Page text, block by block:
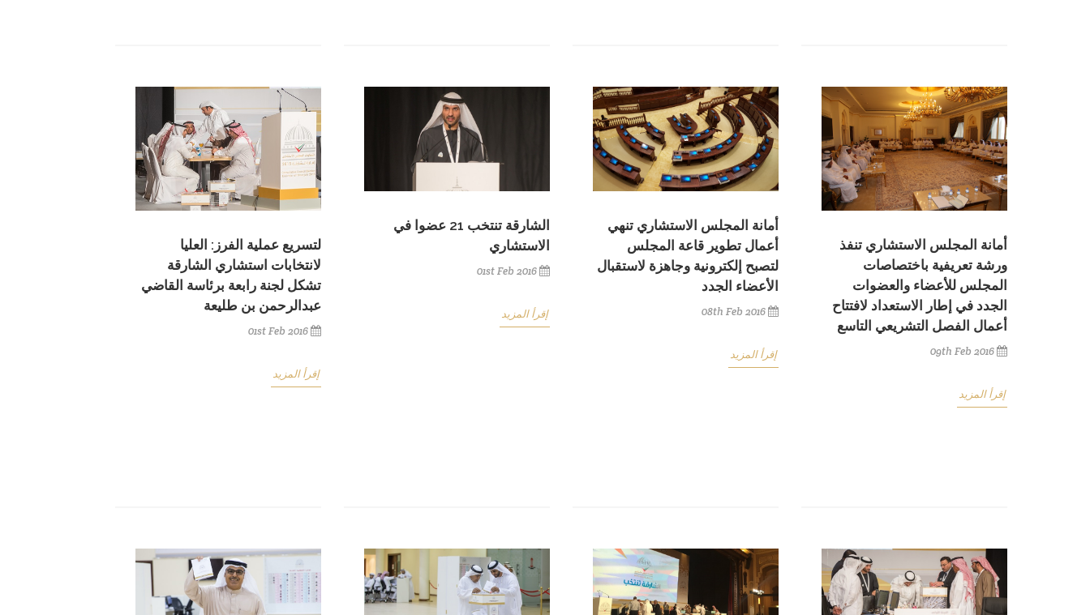
أمانة المجلس الاستشاري تنفذ
ورشة تعريفية باختصاصات
المجلس للأعضاء والعضوات
الجدد في إطار الاستعداد لافتتاح
أعمال الفصل التشريعي التاسع
09th Feb 2016
إقرأ المزيد
أمانة المجلس الاستشاري تنهي
أعمال تطوير قاعة المجلس
لتصبح إلكترونية وجاهزة لاستقبال
الأعضاء الجدد
08th Feb 2016
إقرأ المزيد
الشارقة تنتخب 21 عضوا في
الاستشاري
01st Feb 2016
إقرأ المزيد
لتسريع عملية الفرز: العليا
لانتخابات استشاري الشارقة
تشكل لجنة رابعة برئاسة القاضي
عبدالرحمن بن طليعة
01st Feb 2016
إقرأ المزيد